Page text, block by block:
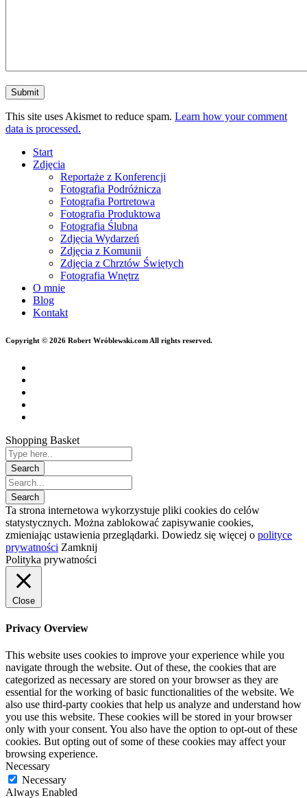
This site uses Akismet to reduce spam. Learn how your comment
data is processed.
Start
Zdjęcia
Reportaże z Konferencji
Fotografia Podróżnicza
Fotografia Portretowa
Fotografia Produktowa
Fotografia Ślubna
Zdjęcia Wydarzeń
Zdjęcia z Komunii
Zdjęcia z Chrztów Świętych
Fotografia Wnętrz
O mnie
Blog
Kontakt
Copyright © 2026 Robert Wróblewski.com All rights reserved.
Shopping Basket
Ta strona internetowa wykorzystuje pliki cookies do celów
statystycznych. Można zablokować zapisywanie cookies,
zmieniając ustawienia przeglądarki. Dowiedz się więcej o polityce
prywatności Zamknij
Polityka prywatności
Close
Privacy Overview
This website uses cookies to improve your experience while you
navigate through the website. Out of these, the cookies that are
categorized as necessary are stored on your browser as they are
essential for the working of basic functionalities of the website. We
also use third-party cookies that help us analyze and understand how
you use this website. These cookies will be stored in your browser
only with your consent. You also have the option to opt-out of these
cookies. But opting out of some of these cookies may affect your
browsing experience.
Necessary
Necessary
Always Enabled